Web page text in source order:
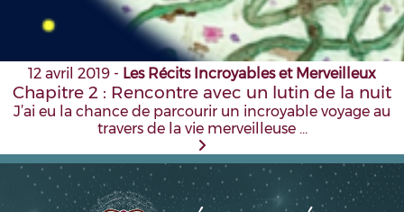
12 avril 2019 - Les Récits Incroyables et Merveilleux
Chapitre 2 : Rencontre avec un lutin de la nuit
J’ai eu la chance de parcourir un incroyable voyage au
travers de la vie merveilleuse …